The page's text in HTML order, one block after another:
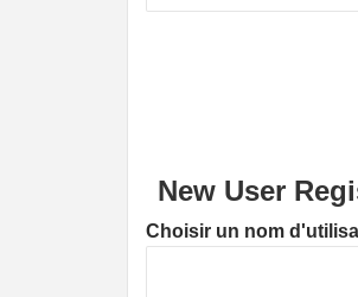
New User
Choisir un nom